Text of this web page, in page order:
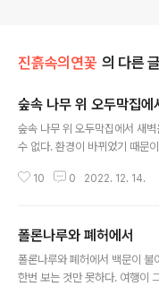
진흙속의연꽃 의 다른 글
숲속 나무 위 오두막집에
숲속 나무 위 오두막집에서 새
수 없다. 환경이 바뀌었기 때문
어제 이동중에 코키리를 보었다
면, 코키리떼가 이동하면 지나갈
저곳에서 코키리를 목격한다.
라라면 상상도 할 수 없는 일이
10 0 2022. 12. 14.
폴론나루와 폐허에서
폴론나루와 폐허에서 백문이 불
한번 보는 것만 못하다. 여행이